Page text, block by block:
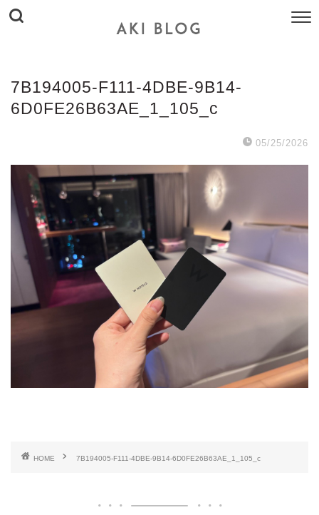
7B194005-F111-4DBE-9B14-
6D0FE26B63AE_1_105_c
05/25/2026
HOME 7B194005-F111-4DBE-9B14-6D0FE26B63AE_1_105_c